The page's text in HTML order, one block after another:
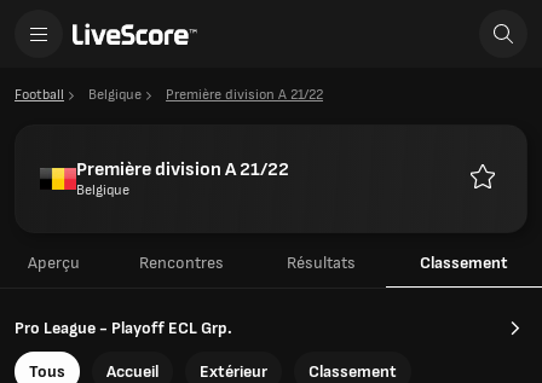
Football Belgique Première division A 21/22
Première division A 21/22
Belgique
Aperçu Rencontres Résultats Classement
Pro League - Playoff ECL Grp.
Tous Accueil Extérieur Classement